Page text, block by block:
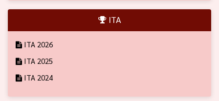
ITA
ITA 2026
ITA 2025
ITA 2024